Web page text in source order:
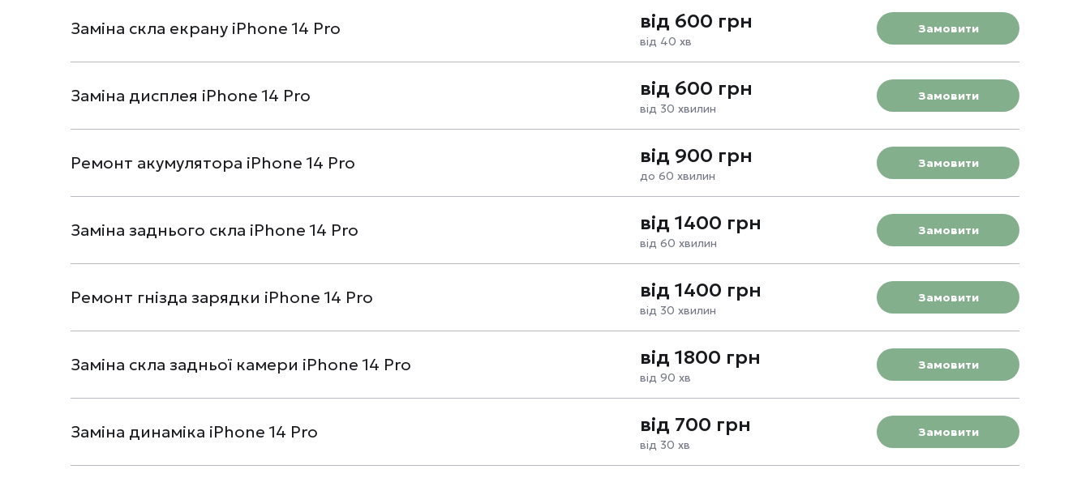
Заміна скла екрану iPhone 14 Pro від 600 грн
від 40 хв
Замовити
Заміна дисплея iPhone 14 Pro від 600 грн
від 30 хвилин
Замовити
Ремонт акумулятора iPhone 14 Pro від 900 грн
до 60 хвилин
Замовити
Заміна заднього скла iPhone 14 Pro від 1400 грн
від 60 хвилин
Замовити
Ремонт гнізда зарядки iPhone 14 Pro від 1400 грн
від 30 хвилин
Замовити
Заміна скла задньої камери iPhone 14 Pro від 1800 грн
від 90 хв
Замовити
Заміна динаміка iPhone 14 Pro від 700 грн
від 30 хв
Замовити